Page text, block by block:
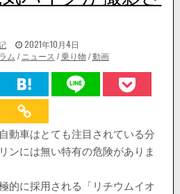
掲
載
日：
2021年10月4日
ム / ニュース /乗り物 /動画
動車はとても注目されている分
ンには無い特有の危険がありま
的に採用される「リチウムイオ